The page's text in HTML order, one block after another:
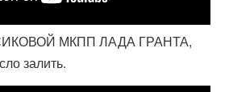
МКПП ЛАДА ГРАНТА,
залить.